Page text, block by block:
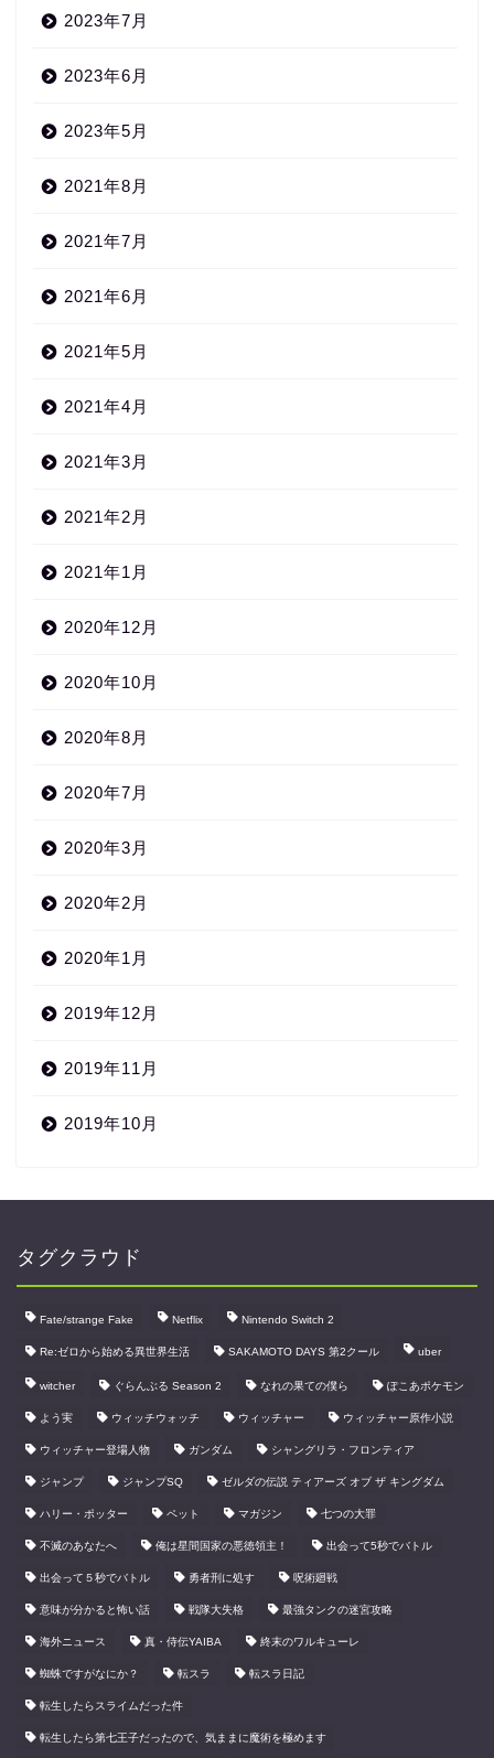
2023年7月
2023年6月
2023年5月
2021年8月
2021年7月
2021年6月
2021年5月
2021年4月
2021年3月
2021年2月
2021年1月
2020年12月
2020年10月
2020年8月
2020年7月
2020年3月
2020年2月
2020年1月
2019年12月
2019年11月
2019年10月
タグクラウド
Fate/strange Fake Netflix Nintendo Switch 2
Re:ゼロから始める異世界生活 SAKAMOTO DAYS 第2クール uber
witcher ぐらんぶる Season 2 なれの果ての僕ら ぽこあポケモン
よう実 ウィッチウォッチ ウィッチャー ウィッチャー原作小説
ウィッチャー登場人物 ガンダム シャングリラ・フロンティア
ジャンプ ジャンプSQ ゼルダの伝説 ティアーズ オブ ザ キングダム
ハリー・ポッター ペット マガジン 七つの大罪
不滅のあなたへ 俺は星間国家の悪徳領主！ 出会って5秒でバトル
出会って５秒でバトル 勇者刑に処す 呪術廻戦
意味が分かると怖い話 戦隊大失格 最強タンクの迷宮攻略
海外ニュース 真・侍伝YAIBA 終末のワルキューレ
蜘蛛ですがなにか？ 転スラ 転スラ日記
転生したらスライムだった件
転生したら第七王子だったので、気ままに魔術を極めます